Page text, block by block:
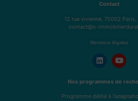
Contact
12 rue vivienne, 75002 Paris,
contact@o-
Mentions légales
Nos programmes de
Programme dédié à